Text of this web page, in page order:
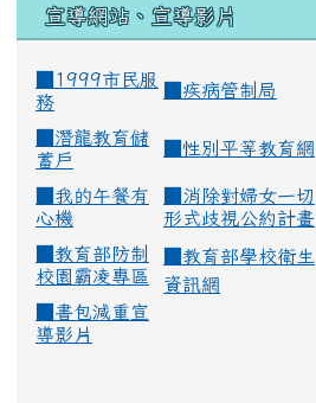
宣導網站、宣導影片
■1999市民服
務
疾病管制局
潛龍教育儲
蓄戶
性別平等教育網
我的午餐有
心機
消除對婦女一切
形式歧視公約計畫
教育部防制
校園霸凌專區
教育部學校衛生
資訊網
書包減重宣
導影片